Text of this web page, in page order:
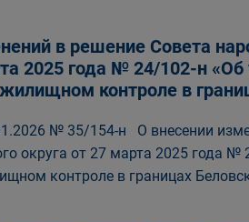
в решение Совета
2025 года № 24/102-н
контроле в
№ 35/154-н О внесении
округа от 27 марта 2025 года
контроле в границах